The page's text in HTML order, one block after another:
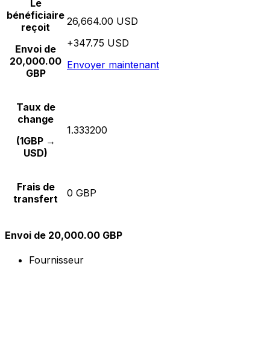
Le
bénéficiaire
reçoit
Envoi de
20,000.00
GBP
26,664.00 USD
+347.75 USD
Envoyer maintenant
Taux de
change
(1GBP →
USD)
1.333200
Frais de
transfert
0 GBP
Envoi de 20,000.00 GBP
Fournisseur